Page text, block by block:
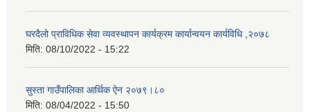
घरदैलो प्राविधिक सेवा व्यवस्थापन कार्यक्रम कार्यान्वयन कार्यविधि ,२०७८
मिति: 08/10/2022 - 15:22
सुस्ता गाउँपालिका आर्थिक ऐन २०७९।८०
मिति: 08/04/2022 - 15:50